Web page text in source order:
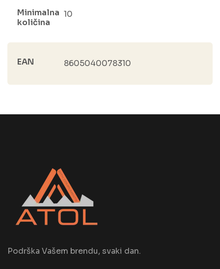
Minimalna
količina
10
EAN 8605040078310
Podrška Vašem brendu, svaki dan.